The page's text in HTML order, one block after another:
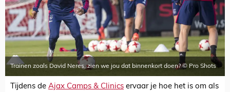
Trainen zoals David Neres, zien we jou dat binnenkort doen? © Pro Shots
Tijdens de Ajax Camps & Clinics ervaar je hoe het is om als